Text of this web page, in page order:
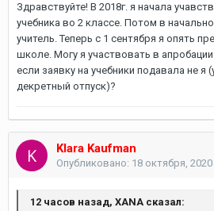
Здравствуйте! В 2018г. я начала
учебника во 2 классе. Потом в
учитель. Теперь с 1 сентября я опять
школе. Могу я участвовать в
если заявку на учебники подавала не я
декретный отпуск)?
Klara Kaufman
Опубликовано: 18 октября, 2020
12 часов назад, XANA сказал: